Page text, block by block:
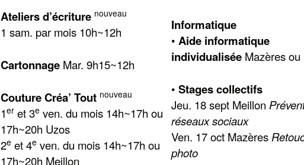
Ateliers d’écriture nouveau
1 sam. par mois 10h~12h
CartonnageMar. 9h15~12h
Couture Créa’ Tout nouveau
1eret 3even. du mois 14h~17h ou
17h~20h Uzos
2eet 4even. du mois 14h~17h ou
17h~20h Meillon
Informatique
• Aide informatique
individualisée Mazères ou
• Stages collectifs
Jeu. 18 sept Meillon
réseaux sociaux
Ven. 17 oct Mazères
photo